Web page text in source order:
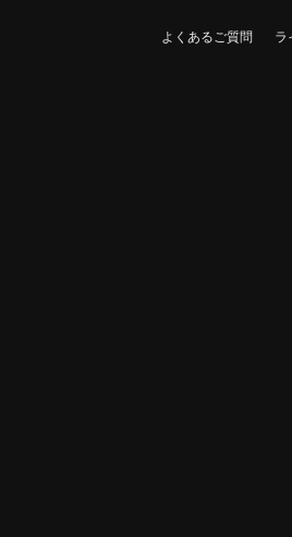
よくあるご質問 ラ